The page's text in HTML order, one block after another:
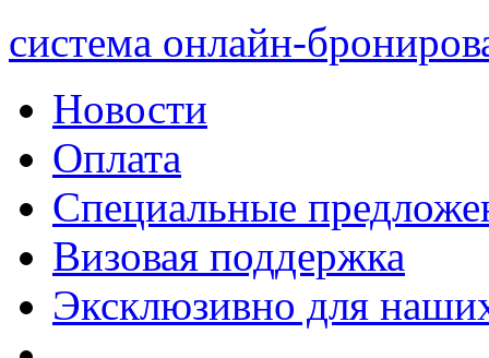
система онлайн-
Новости
Оплата
Специальные
Визовая поддержка
Эксклюзивно для